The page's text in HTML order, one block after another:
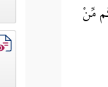
مِّنْ